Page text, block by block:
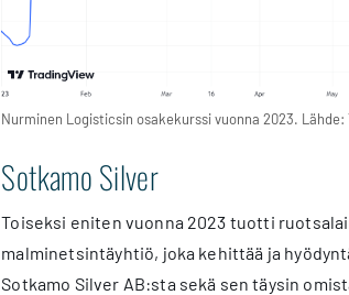
Nurminen Logisticsin osakekurssi vuonna 2023. Lähde:
Sotkamo Silver
Toiseksi eniten vuonna 2023 tuotti
malminetsintäyhtiö, joka kehittää ja
Sotkamo Silver AB:sta sekä sen täysin